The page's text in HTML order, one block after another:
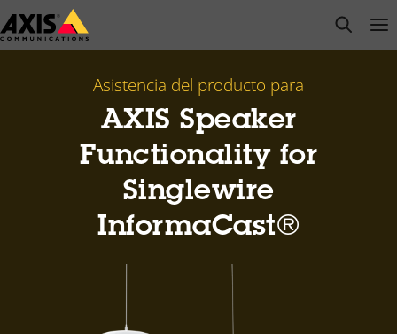
Saltar
al
open
Asistencia del producto para
AXIS Speaker
Functionality for
Singlewire
InformaCast®